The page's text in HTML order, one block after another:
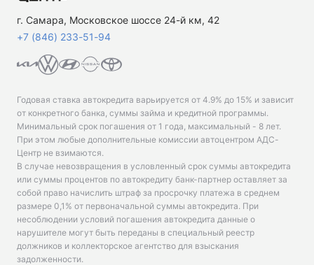
г. Самара, Московское шоссе 24-й км, 42
+7 (846) 233-51-94
Годовая ставка автокредита варьируется от 4.9% до 15% и зависит
от конкретного банка, суммы займа и кредитной программы.
Минимальный срок погашения от 1 года, максимальный - 8 лет.
При этом любые дополнительные комиссии автоцентром АДС-
Центр не взимаются.
В случае невозвращения в условленный срок суммы автокредита
или суммы процентов по автокредиту банк-партнер оставляет за
собой право начислить штраф за просрочку платежа в среднем
размере 0,1% от первоначальной суммы автокредита. При
несоблюдении условий погашения автокредита данные о
нарушителе могут быть переданы в специальный реестр
должников и коллекторское агентство для взыскания
задолженности.